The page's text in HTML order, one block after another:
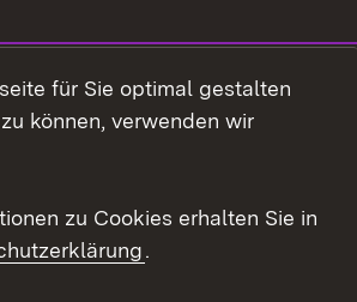
für Sie optimal gestalten
können, verwenden wir
zu Cookies erhalten Sie in
.